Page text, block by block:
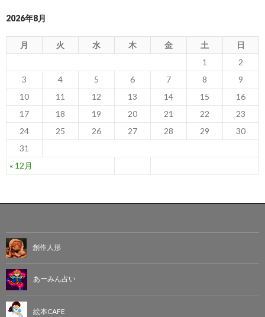
2026年8月
月 火 水 木 金 土 日
« 12月
1
2
3
4 5 6 7 8
9
10
11 12 13 14 15
16
17
18 19 20 21 22
23
24
25 26 27 28 29
30
31
創作人形
あーみん占い
絵本CAFE